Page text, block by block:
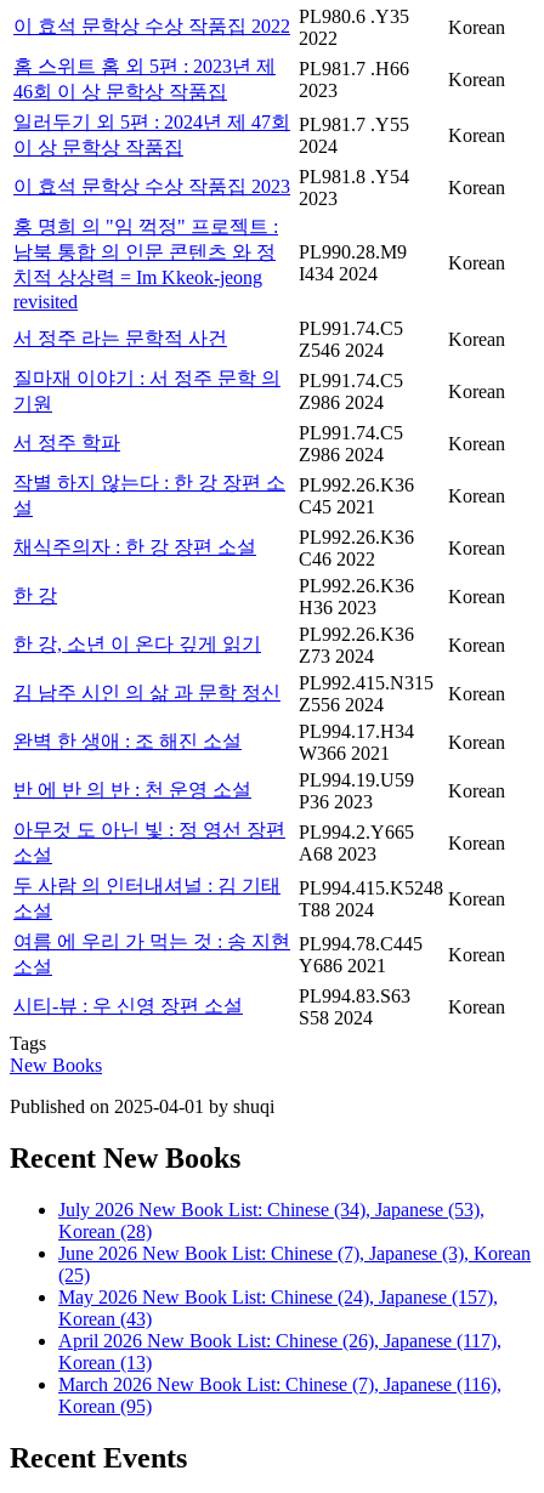
이 효석 문학상 수상 작품집 2022 PL980.6 .Y35
2022
Korean
홈 스위트 홈 외 5편 : 2023년 제
46회 이 상 문학상 작품집
PL981.7 .H66
2023
Korean
일러두기 외 5편 : 2024년 제 47회
이 상 문학상 작품집
PL981.7 .Y55
2024
Korean
이 효석 문학상 수상 작품집 2023 PL981.8 .Y54
2023
Korean
홍 명희 의 "임 꺽정" 프로젝트 :
남북 통합 의 인문 콘텐츠 와 정
치적 상상력 = Im Kkeok-jeong
revisited
PL990.28.M9
I434 2024
Korean
서 정주 라는 문학적 사건
PL991.74.C5
Z546 2024
Korean
질마재 이야기 : 서 정주 문학 의
기원
PL991.74.C5
Z986 2024
Korean
서 정주 학파
PL991.74.C5
Z986 2024
Korean
작별 하지 않는다 : 한 강 장편 소
설
PL992.26.K36
C45 2021
Korean
채식주의자 : 한 강 장편 소설
PL992.26.K36
C46 2022
Korean
한 강
PL992.26.K36
H36 2023
Korean
한 강, 소년 이 온다 깊게 읽기
PL992.26.K36
Z73 2024
Korean
김 남주 시인 의 삶 과 문학 정신
PL992.415.N315
Z556 2024
Korean
완벽 한 생애 : 조 해진 소설
PL994.17.H34
W366 2021
Korean
반 에 반 의 반 : 천 운영 소설
PL994.19.U59
P36 2023
Korean
아무것 도 아닌 빛 : 정 영선 장편
소설
PL994.2.Y665
A68 2023
Korean
두 사람 의 인터내셔널 : 김 기태
소설
PL994.415.K5248
T88 2024
Korean
여름 에 우리 가 먹는 것 : 송 지현
소설
PL994.78.C445
Y686 2021
Korean
시티-뷰 : 우 신영 장편 소설
PL994.83.S63
S58 2024
Korean
Tags
New Books
Published on 2025-04-01 by shuqi
Recent New Books
July 2026 New Book List: Chinese (34), Japanese (53),
Korean (28)
June 2026 New Book List: Chinese (7), Japanese (3), Korean
(25)
May 2026 New Book List: Chinese (24), Japanese (157),
Korean (43)
April 2026 New Book List: Chinese (26), Japanese (117),
Korean (13)
March 2026 New Book List: Chinese (7), Japanese (116),
Korean (95)
Recent Events